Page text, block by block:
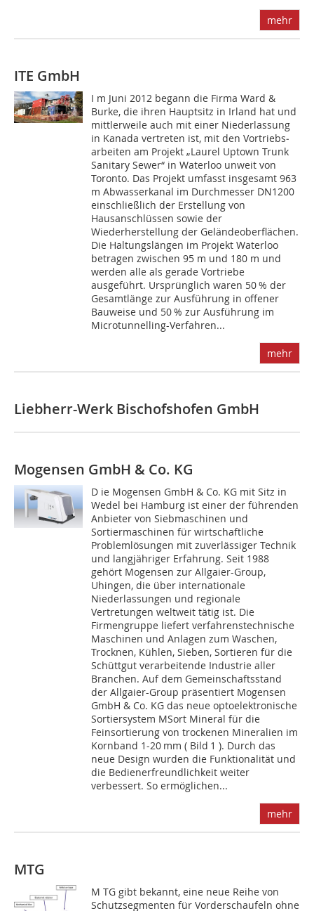
mehr
ITE GmbH
I m Juni 2012 begann die Firma Ward &
Burke, die ihren Hauptsitz in Irland hat und
mittlerweile auch mit einer Niederlassung
in Kanada vertreten ist, mit den Vortriebs­
arbeiten am Projekt „Laurel Uptown Trunk
Sanitary Sewer“ in Waterloo unweit von
Toronto. Das Projekt umfasst insgesamt 963
m Abwasserkanal im Durchmesser DN1200
einschließlich der Erstellung von
Hausanschlüssen sowie der
Wiederherstellung der Geländeoberflächen.
Die Haltungs­längen im Projekt Waterloo
betragen zwischen 95 m und 180 m und
werden alle als gerade Vortriebe
ausgeführt. Ursprünglich waren 50 % der
Gesamtlänge zur Ausführung in offener
Bauweise und 50 % zur Ausführung im
Microtunnelling-Verfahren...
mehr
Liebherr-Werk Bischofshofen GmbH
Mogensen GmbH & Co. KG
D ie Mogensen GmbH & Co. KG mit Sitz in
Wedel bei Hamburg ist einer der führenden
Anbieter von Siebmaschinen und
Sortiermaschinen für wirtschaftliche
Problemlösungen mit zuverlässiger Technik
und langjähriger Erfahrung. Seit 1988
gehört Mogensen zur Allgaier-Group,
Uhingen, die über internationale
Niederlassungen und regionale
Vertretungen weltweit tätig ist. Die
Firmengruppe liefert verfahrenstechnische
Maschinen und Anlagen zum Waschen,
Trocknen, Kühlen, Sieben, Sortieren für die
Schüttgut verarbeitende Industrie aller
Branchen. Auf dem Gemeinschaftsstand
der Allgaier-Group präsentiert Mogensen
GmbH & Co. KG das neue optoelektronische
Sortiersystem MSort Mineral für die
Feinsortierung von trockenen Mineralien im
Kornband 1-20 mm ( Bild 1 ). Durch das
neue Design wurden die Funktionalität und
die Bedienerfreundlichkeit weiter
verbessert. So ermöglichen...
mehr
MTG
M TG gibt bekannt, eine neue Reihe von
Schutz­segmenten für Vorderschaufeln ohne